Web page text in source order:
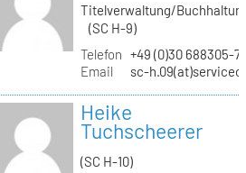
Titelverwaltung/
(SC H-9)
Telefon +49 (0)30 688305-
Email
sc-
Heike
Tuchscheerer
(SC H-10)